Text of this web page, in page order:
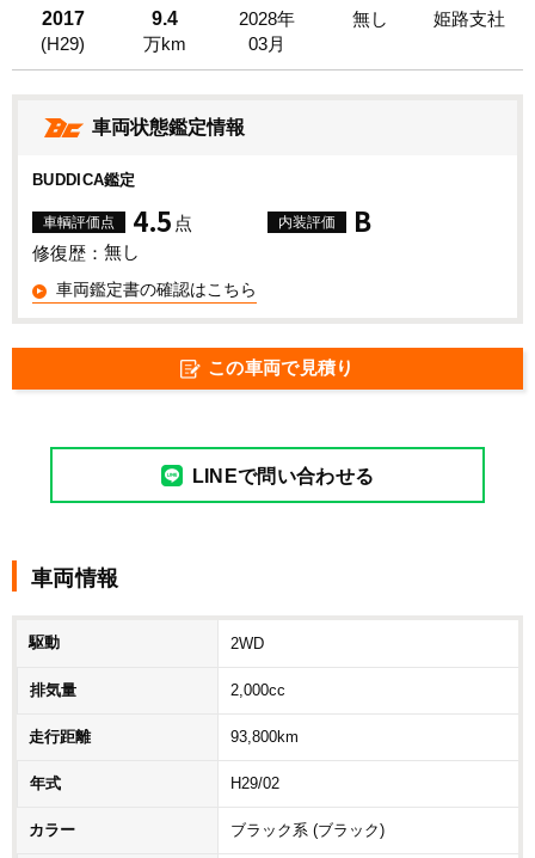
2017
(H29)
9.4
万km
2028年
03月
無し 姫路支社
車両状態鑑定情報
BUDDICA鑑定
車輌評価点 4.5 点 内装評価 B
修復歴： 無し
車両鑑定書の確認はこちら
この車両で見積り
LINEで問い合わせる
車両情報
駆動 2WD
排気量 2,000cc
走行距離 93,800km
年式 H29/02
カラー ブラック系 (ブラック)